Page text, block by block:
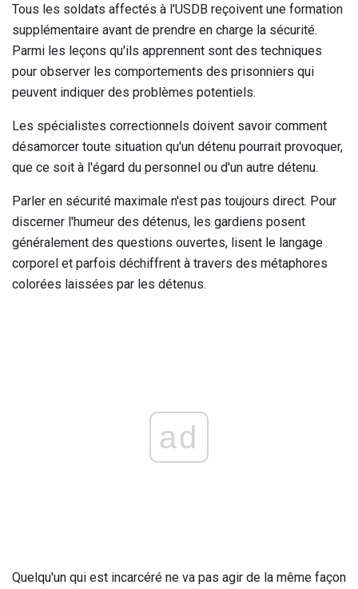
Tous les soldats affectés à l'USDB reçoivent une formation
supplémentaire avant de prendre en charge la sécurité.
Parmi les leçons qu'ils apprennent sont des techniques
pour observer les comportements des prisonniers qui
peuvent indiquer des problèmes potentiels.
Les spécialistes correctionnels doivent savoir comment
désamorcer toute situation qu'un détenu pourrait provoquer,
que ce soit à l'égard du personnel ou d'un autre détenu.
Parler en sécurité maximale n'est pas toujours direct. Pour
discerner l'humeur des détenus, les gardiens posent
généralement des questions ouvertes, lisent le langage
corporel et parfois déchiffrent à travers des métaphores
colorées laissées par les détenus.
ad
Quelqu'un qui est incarcéré ne va pas agir de la même façon